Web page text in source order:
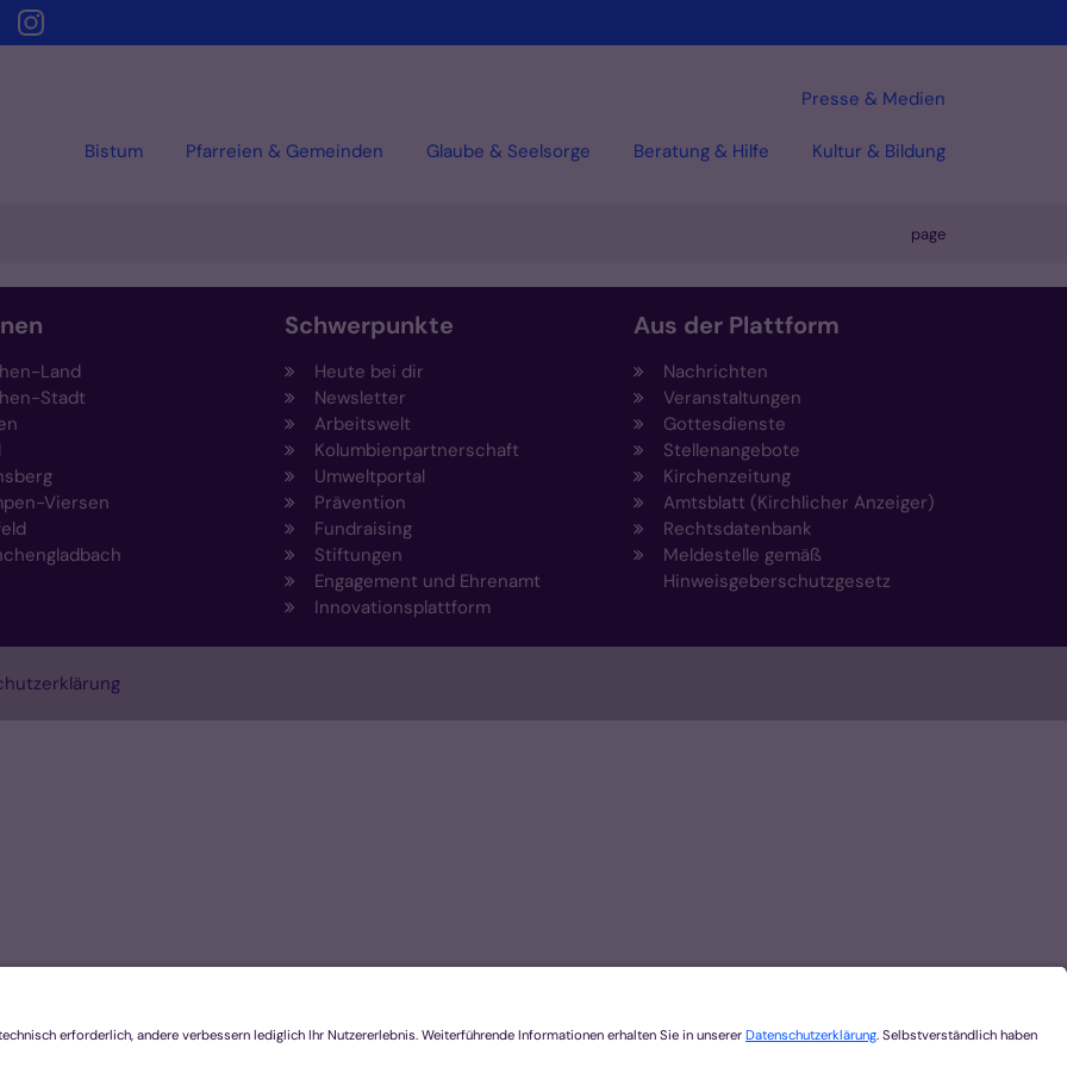
Bistum Pfarreien & Gemeinden Glaube & Seelsorge Beratung & Hilfe Kultur & Bildung
Presse & Medien
page
Land
Stadt
Viersen
Schwerpunkte
Heute bei dir
Newsletter
Arbeitswelt
Kolumbienpartnerschaft
Umweltportal
Prävention
Fundraising
Stiftungen
Engagement und Ehrenamt
Innovationsplattform
Aus der Plattform
Nachrichten
Veranstaltungen
Gottesdienste
Stellenangebote
Kirchenzeitung
Amtsblatt (Kirchlicher Anzeiger)
Rechtsdatenbank
Meldestelle gemäß
Hinweisgeberschutzgesetz